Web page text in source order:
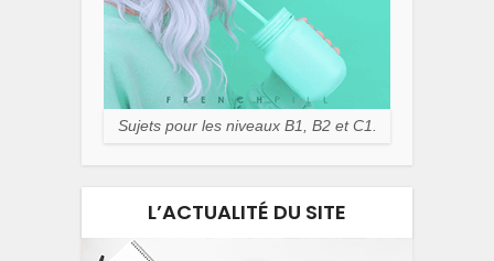
Sujets pour les niveaux B1, B2 et C1.
L’ACTUALITÉ DU SITE